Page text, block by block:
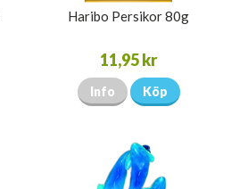
Haribo Persikor 80g
11,95 kr
Info Köp